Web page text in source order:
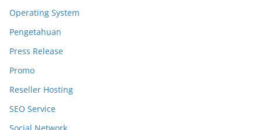
Operating System
Pengetahuan
Press Release
Promo
Reseller Hosting
SEO Service